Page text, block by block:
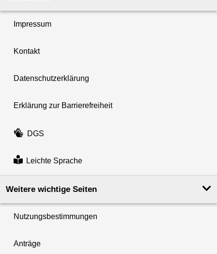
Impressum
Kontakt
Datenschutzerklärung
Erklärung zur Barrierefreiheit
DGS
Leichte Sprache
Weitere wichtige Seiten
Nutzungsbestimmungen
Anträge